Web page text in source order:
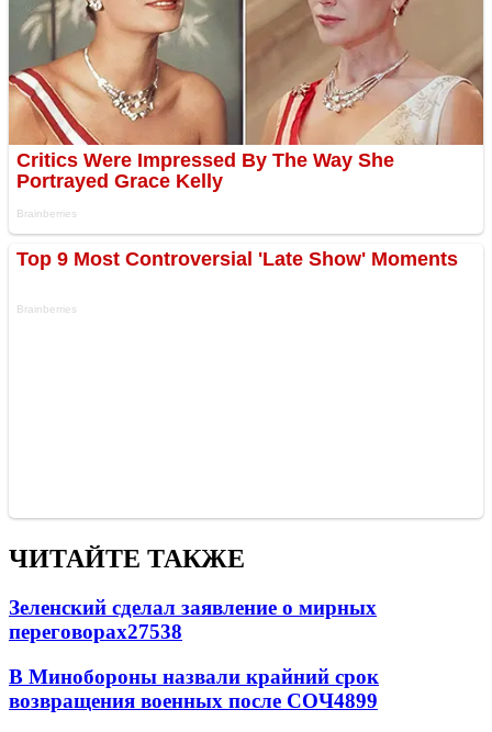
ЧИТАЙТЕ ТАКЖЕ
Зеленский сделал заявление о мирных
переговорах27538
В Минобороны назвали крайний срок
возвращения военных после СОЧ4899